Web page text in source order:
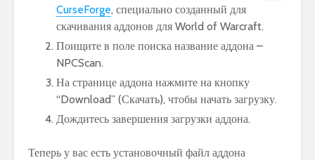
CurseForge, специально созданный для
скачивания аддонов для World of Warcraft.
Поищите в поле поиска название аддона –
NPCScan.
На странице аддона нажмите на кнопку
“Download” (Скачать), чтобы начать загрузку.
Дождитесь завершения загрузки аддона.
Теперь у вас есть установочный файл аддона